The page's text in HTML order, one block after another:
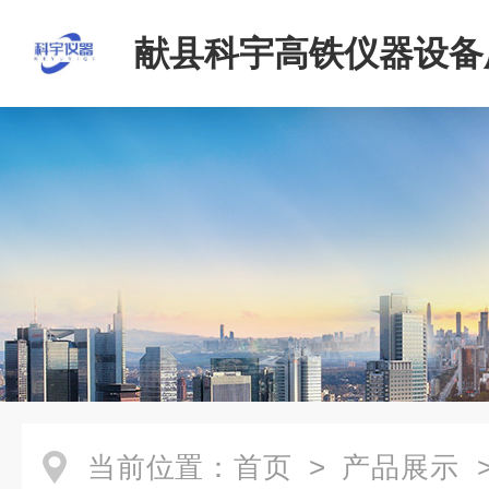
献县科宇高铁仪器设
当前位置： 首页 > 产品展示